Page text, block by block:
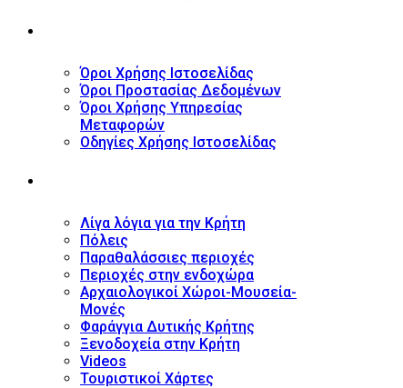
Όροι Χρήσης Ιστοσελίδας
Όροι Προστασίας Δεδομένων
Όροι Χρήσης Υπηρεσίας
Μεταφορών
Οδηγίες Χρήσης Ιστοσελίδας
Λίγα λόγια για την Κρήτη
Πόλεις
Παραθαλάσσιες περιοχές
Περιοχές στην ενδοχώρα
Αρχαιολογικοί Χώροι-Μουσεία-
Μονές
Φαράγγια Δυτικής Κρήτης
Ξενοδοχεία στην Κρήτη
Videos
Τουριστικοί Χάρτες